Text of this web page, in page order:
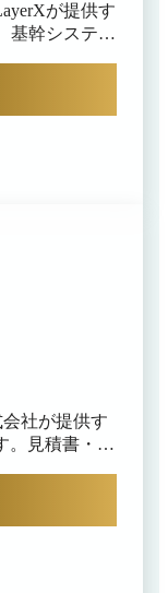
が提供す
基幹システム
。直感的なUI
シームレスに
きるうえ
にも対応し
保存に対応
携により支払
社が提供す
。見積書・請
・総務担当者
請求書、領収
理